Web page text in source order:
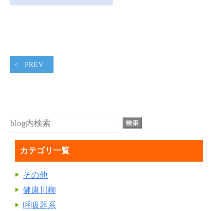
PREV
カテゴリ一覧
その他
健康川柳
呼吸器系